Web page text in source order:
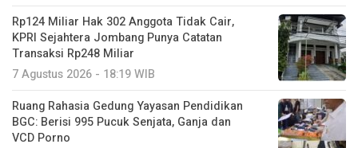
Rp124 Miliar Hak 302 Anggota Tidak Cair,
KPRI Sejahtera Jombang Punya Catatan
Transaksi Rp248 Miliar
7 Agustus 2026 - 18:19 WIB
Ruang Rahasia Gedung Yayasan Pendidikan
BGC: Berisi 995 Pucuk Senjata, Ganja dan
VCD Porno